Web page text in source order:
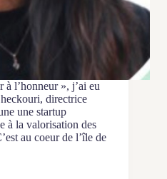
à l’honneur », j’ai eu
directrice
une startup
à la valorisation des
au coeur de l’île de